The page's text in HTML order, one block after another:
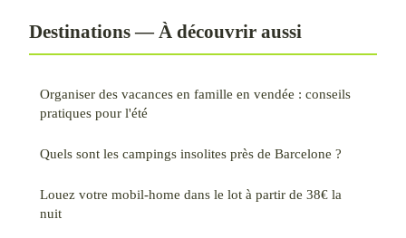
Destinations — À découvrir aussi
Organiser des vacances en famille en vendée : conseils
pratiques pour l'été
Quels sont les campings insolites près de Barcelone ?
Louez votre mobil-home dans le lot à partir de 38€ la
nuit